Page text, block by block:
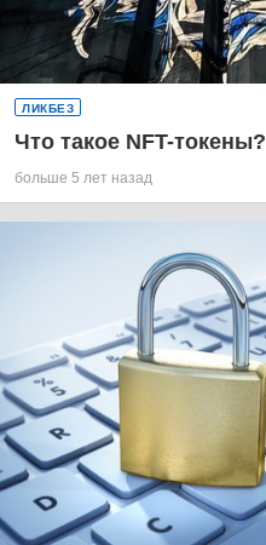
ЛИКБЕЗ
Что такое NFT-токены?
больше 5 лет назад